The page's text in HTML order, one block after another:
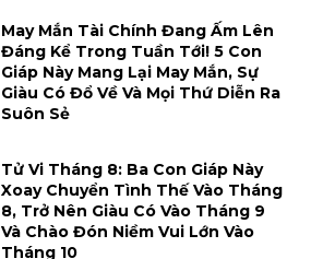
May Mắn Tài Chính Đang Ấm Lên
Đáng Kể Trong Tuần Tới! 5 Con
Giáp Này Mang Lại May Mắn, Sự
Giàu Có Đổ Về Và Mọi Thứ Diễn Ra
Suôn Sẻ
Tử Vi Tháng 8: Ba Con Giáp Này
Xoay Chuyển Tình Thế Vào Tháng
8, Trở Nên Giàu Có Vào Tháng 9
Và Chào Đón Niềm Vui Lớn Vào
Tháng 10